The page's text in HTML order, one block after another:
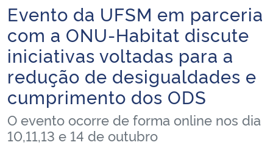
Ministério da Infraestrutura
Ministério da Agricultura, Pecuária e Abastecimento
Ministério da Educação
Ministério da Cidadania
Ministério da Saúde
Início do conteúdo
Evento da UFSM em parceria
com a ONU-Habitat discute
iniciativas voltadas para a
redução de desigualdades e
cumprimento dos ODS
O evento ocorre de forma online nos dia
10,11,13 e 14 de outubro